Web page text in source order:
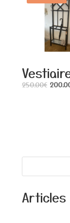
250.00€